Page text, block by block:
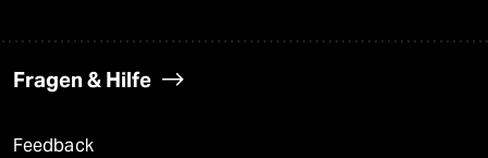
Fragen & Hilfe
Feedback